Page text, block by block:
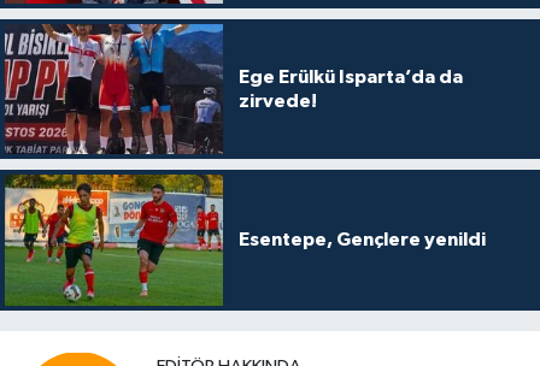
Ege Erülkü Isparta’da da
zirvede!
Esentepe, Gençlere yenildi